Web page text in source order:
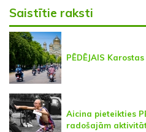
Saistītie raksti
PĒDĒJAIS
Aicina pieteikties
radošajām